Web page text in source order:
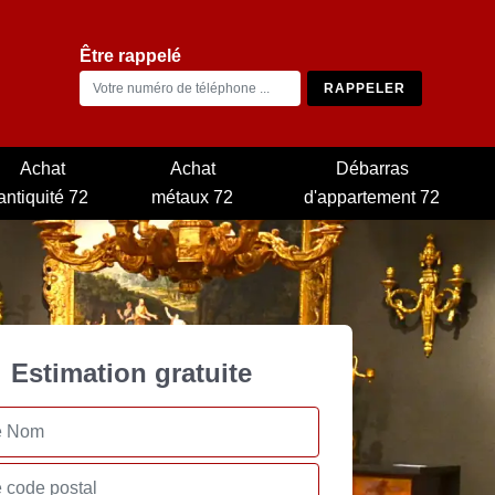
Être rappelé
Achat
72
Achat
métaux 72
Débarras
d'appartement 72
Estimation gratuite